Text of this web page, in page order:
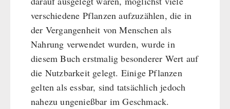
verschiedene Pflanzen aufzuzählen, die in
der Vergangenheit von Menschen als
Nahrung verwendet wurden, wurde in
diesem Buch erstmalig besonderer Wert auf
die Nutzbarkeit gelegt. Einige Pflanzen
gelten als essbar, sind tatsächlich jedoch
nahezu ungenießbar im Geschmack.